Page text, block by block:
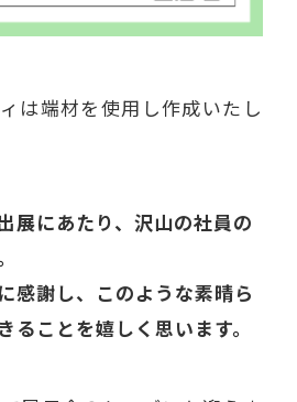
は端材を使用し作成いたし
展にあたり、沢山の社員の
感謝し、このような素晴ら
ることを嬉しく思います。